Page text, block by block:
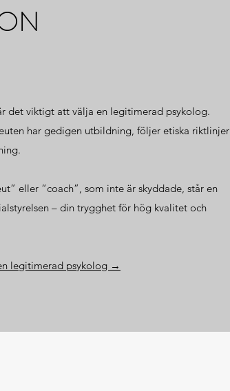
det viktigt att välja en legitimerad psykolog.
har gedigen utbildning, följer etiska riktlinjer
eller “coach”, som inte är skyddade, står en
– din trygghet för hög kvalitet och
legitimerad psykolog →